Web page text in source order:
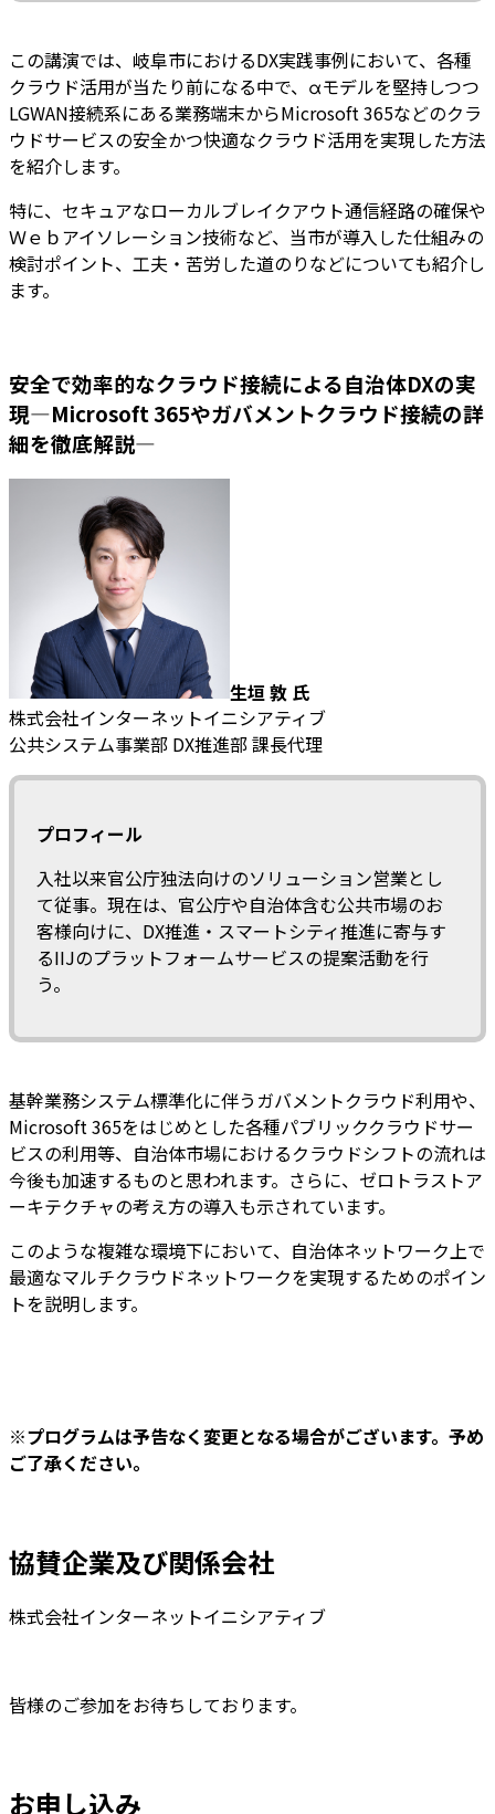
この講演では、岐阜市におけるDX実践事例において、各種
クラウド活用が当たり前になる中で、αモデルを堅持しつつ
LGWAN接続系にある業務端末からMicrosoft 365などのクラ
ウドサービスの安全かつ快適なクラウド活用を実現した方法
を紹介します。
特に、セキュアなローカルブレイクアウト通信経路の確保や
Ｗｅｂアイソレーション技術など、当市が導入した仕組みの
検討ポイント、工夫・苦労した道のりなどについても紹介し
ます。
安全で効率的なクラウド接続による自治体DXの実
現—Microsoft 365やガバメントクラウド接続の詳
細を徹底解説—
生垣 敦 氏
株式会社インターネットイニシアティブ
公共システム事業部 DX推進部 課長代理
プロフィール
入社以来官公庁独法向けのソリューション営業とし
て従事。現在は、官公庁や自治体含む公共市場のお
客様向けに、DX推進・スマートシティ推進に寄与す
るIIJのプラットフォームサービスの提案活動を行
う。
基幹業務システム標準化に伴うガバメントクラウド利用や、
Microsoft 365をはじめとした各種パブリッククラウドサー
ビスの利用等、自治体市場におけるクラウドシフトの流れは
今後も加速するものと思われます。さらに、ゼロトラストア
ーキテクチャの考え方の導入も示されています。
このような複雑な環境下において、自治体ネットワーク上で
最適なマルチクラウドネットワークを実現するためのポイン
トを説明します。
※プログラムは予告なく変更となる場合がございます。予め
ご了承ください。
協賛企業及び関係会社
株式会社インターネットイニシアティブ
皆様のご参加をお待ちしております。
お申し込み